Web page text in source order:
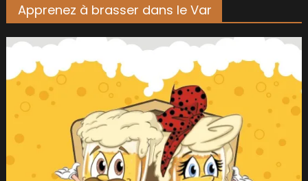
Apprenez à brasser dans le Var